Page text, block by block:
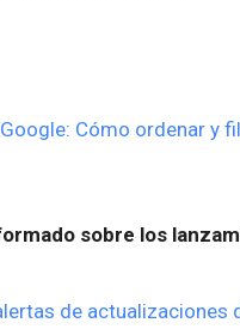
Cómo ordenar y
sobre los
de actualizaciones